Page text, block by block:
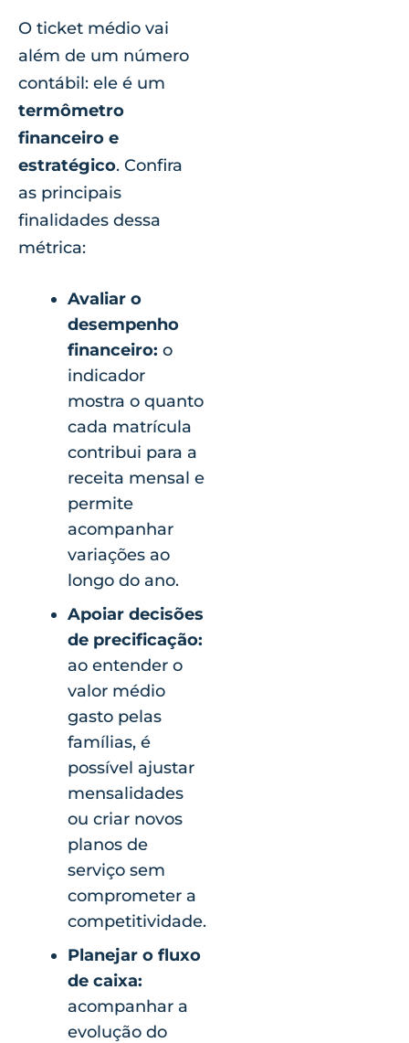
O ticket médio vai
além de um número
contábil: ele é um
termômetro
financeiro e
estratégico. Confira
as principais
finalidades dessa
métrica:
Avaliar o
desempenho
financeiro: o
indicador
mostra o quanto
cada matrícula
contribui para a
receita mensal e
permite
acompanhar
variações ao
longo do ano.
Apoiar decisões
de precificação:
ao entender o
valor médio
gasto pelas
famílias, é
possível ajustar
mensalidades
ou criar novos
planos de
serviço sem
comprometer a
competitividade.
Planejar o fluxo
de caixa:
acompanhar a
evolução do